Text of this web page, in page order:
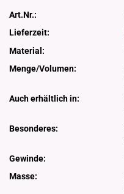
Art.Nr.:
Lieferzeit:
Material:
Menge/Volumen:
Auch erhältlich in:
Besonderes:
Gewinde:
Masse: